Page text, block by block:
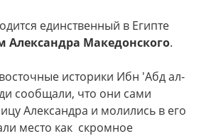
единственный в Египте
Александра Македонского.
историки Ибн 'Абд ал-
сообщали, что они сами
Александра и молились в его
место как скромное